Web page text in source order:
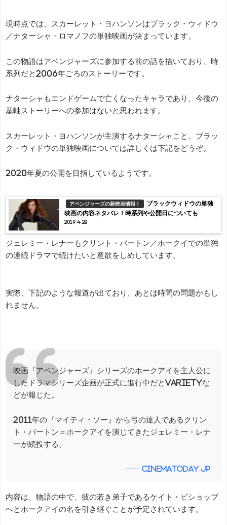
現時点では、スカーレット・ヨハンソンはブラック・ウィドウ
／ナターシャ・ロマノフの単独映画が決まっています。
この物語はアベンジャーズに参加する前の話を描いており、時
系列だと2006年ごろのストーリーです。
ナターシャもエンドゲームで亡くなったキャラであり、今後の
基軸ストーリーへの参加はないと思われます。
スカーレット・ヨハンソンが主演するナターシャこと、ブラッ
ク・ウィドウの単独映画については詳しくは下記をどうぞ。
2020年夏の公開を目指しているようです。
アベンジャーズの新映画情報！
ブラックウィドウの単独
映画の内容ネタバレ！時系列や公開日についても
2019.4.28
ジェレミー・レナーもクリント・バートン／ホークイでの単独
の連続ドラマで続けたいと意欲をしめしています。
実際、下記のような報道が出ており、あとは時間の問題かもし
れません。
映画『アベンジャーズ』シリーズのホークアイを主人公に
したドラマシリーズ企画が正式に進行中だとVarietyな
どが報じた。
2011年の『マイティ・ソー』から弓の達人であるクリン
ト・バートン＝ホークアイを演じてきたジェレミー・レナ
ーが続投する。
cinematoday.jp
内容は、物語の中で、彼の若き弟子であるケイト・ビショップ
へとホークアイの名を引き継ぐことが予定されています。